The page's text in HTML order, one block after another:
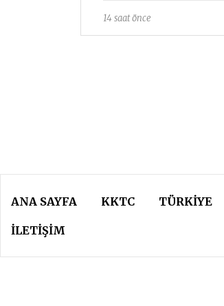
14 saat önce
ANA SAYFA KKTC TÜRKIYE
İLETİŞİM